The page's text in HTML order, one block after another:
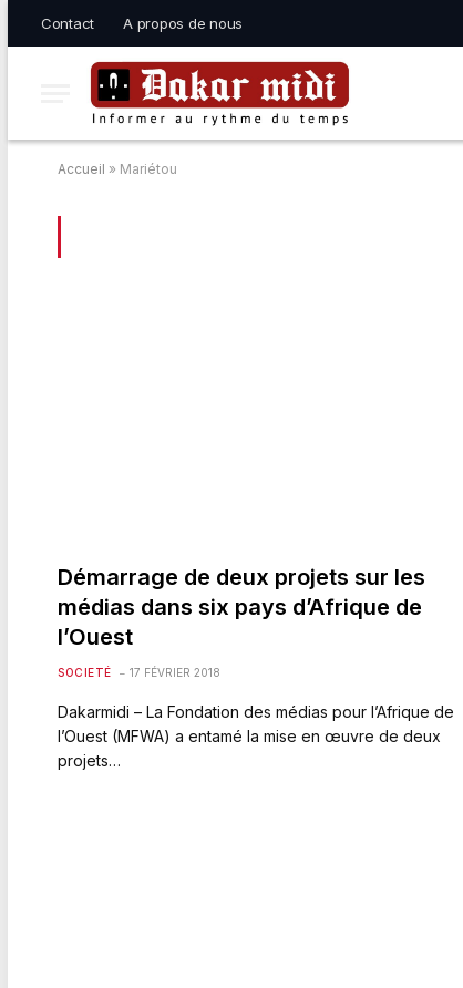
Contact A propos de nous
Accueil » Mariétou
Démarrage de deux projets sur les
médias dans six pays d’Afrique de
l’Ouest
SOCIETÉ 17 FÉVRIER 2018
Dakarmidi – La Fondation des médias pour l’Afrique de
l’Ouest (MFWA) a entamé la mise en œuvre de deux
projets…